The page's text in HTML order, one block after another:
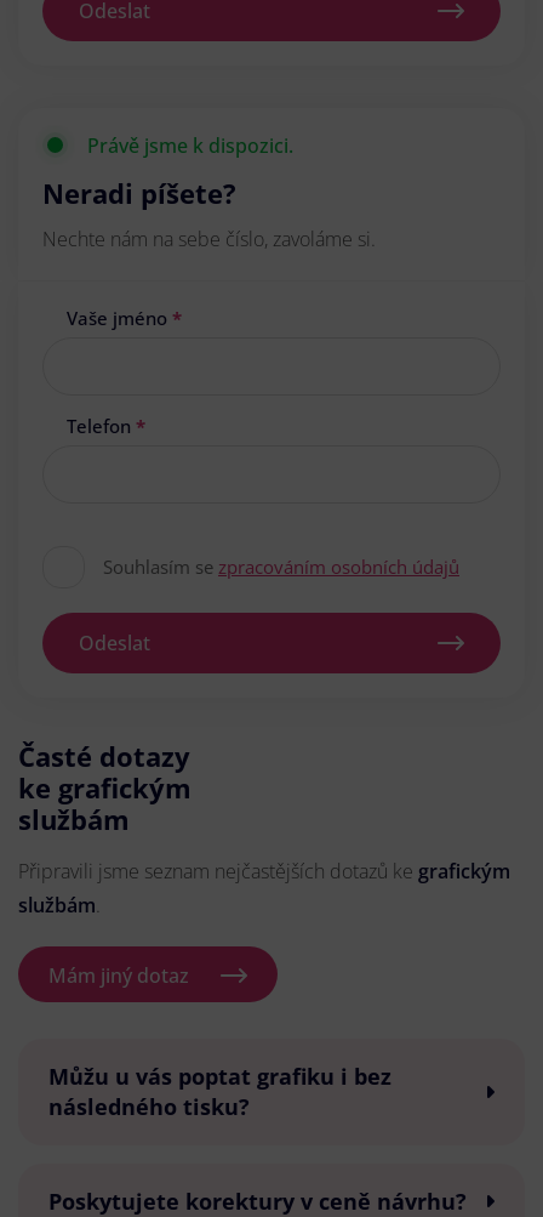
Odeslat
Právě jsme k dispozici.
Neradi píšete?
Nechte nám na sebe číslo, zavoláme si.
Vaše jméno *
Telefon *
Souhlasím se zpracováním osobních údajů
Odeslat
Časté dotazy
ke grafickým
službám
Připravili jsme seznam nejčastějších dotazů ke grafickým
službám.
Mám jiný dotaz
Můžu u vás poptat grafiku i bez
následného tisku?
Poskytujete korektury v ceně návrhu?